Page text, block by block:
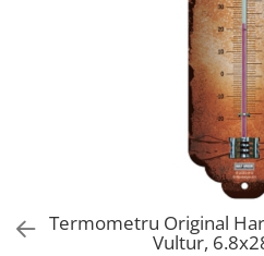
Termometru Original
Vultur,